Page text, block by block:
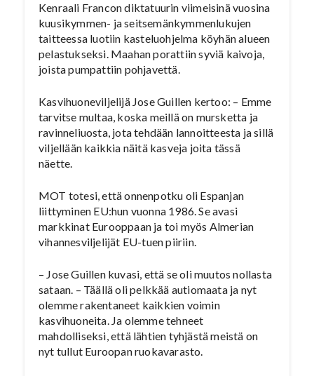
Kenraali Francon diktatuurin viimeisinä vuosina
kuusikymmen- ja seitsemänkymmenlukujen
taitteessa luotiin kasteluohjelma köyhän alueen
pelastukseksi. Maahan porattiin syviä kaivoja,
joista pumpattiin pohjavettä.
Kasvihuoneviljelijä Jose Guillen kertoo: – Emme
tarvitse multaa, koska meillä on mursketta ja
ravinneliuosta, jota tehdään lannoitteesta ja sillä
viljellään kaikkia näitä kasveja joita tässä
näette.
MOT totesi, että onnenpotku oli Espanjan
liittyminen EU:hun vuonna 1986. Se avasi
markkinat Eurooppaan ja toi myös Almerian
vihannesviljelijät EU-tuen piiriin.
– Jose Guillen kuvasi, että se oli muutos nollasta
sataan. – Täällä oli pelkkää autiomaata ja nyt
olemme rakentaneet kaikkien voimin
kasvihuoneita. Ja olemme tehneet
mahdolliseksi, että lähtien tyhjästä meistä on
nyt tullut Euroopan ruokavarasto.